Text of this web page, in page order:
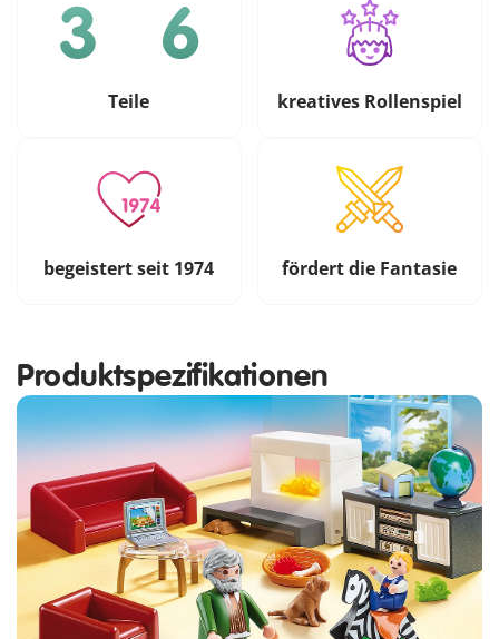
Teile kreatives Rollenspiel
begeistert seit 1974 fördert die Fantasie
Produktspezifikationen